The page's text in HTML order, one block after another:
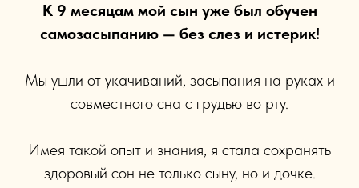
К 9 месяцам мой сын уже был обучен
самозасыпанию — без слез и истерик!
Мы ушли от укачиваний, засыпания на руках и
совместного сна с грудью во рту.
Имея такой опыт и знания, я стала сохранять
здоровый сон не только сыну, но и дочке.